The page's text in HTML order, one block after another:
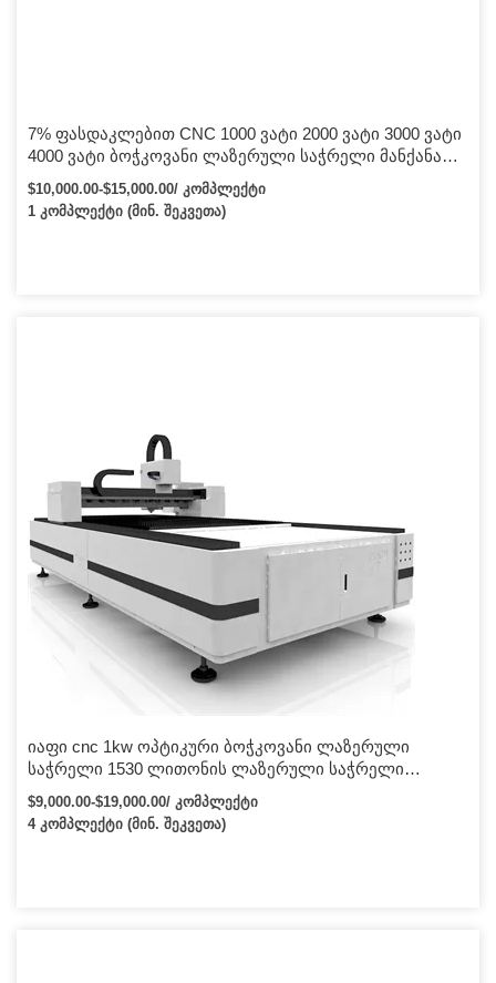
7% ფასდაკლებით CNC 1000 ვატი 2000 ვატი 3000 ვატი
4000 ვატი ბოჭკოვანი ლაზერული საჭრელი მანქანა
ლითონის ფასი რკინის უჟანგავი ფოლადისთვის
$10,000.00-$15,000.00/ კომპლექტი
1 კომპლექტი (მინ. შეკვეთა)
იაფი cnc 1kw ოპტიკური ბოჭკოვანი ლაზერული
საჭრელი 1530 ლითონის ლაზერული საჭრელი
მანქანა
$9,000.00-$19,000.00/ კომპლექტი
4 კომპლექტი (მინ. შეკვეთა)